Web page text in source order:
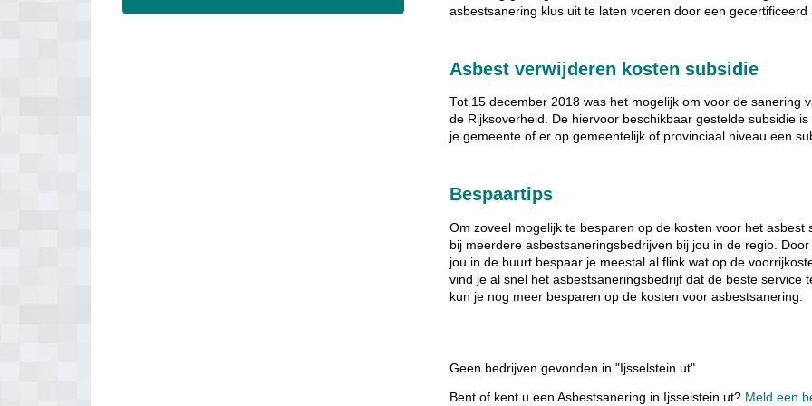
asbestsanering klus uit te laten voeren door een
Asbest verwijderen kosten subsidie
Tot 15 december 2018 was het mogelijk om voor de sanering
de Rijksoverheid. De hiervoor beschikbaar gestelde subsidie
je gemeente of er op gemeentelijk of provinciaal niveau een
Bespaartips
Om zoveel mogelijk te besparen op de kosten voor het
bij meerdere asbestsaneringsbedrijven bij jou in de regio.
jou in de buurt bespaar je meestal al flink wat op de
vind je al snel het asbestsaneringsbedrijf dat de beste service
kun je nog meer besparen op de kosten voor asbestsanering.
Geen bedrijven gevonden in "Ijsselstein ut"
Bent of kent u een Asbestsanering in Ijsselstein ut? Meld een